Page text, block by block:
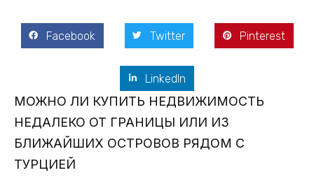
Facebook Twitter Pinterest
LinkedIn
МОЖНО ЛИ КУПИТЬ НЕДВИЖИМОСТЬ
НЕДАЛЕКО ОТ ГРАНИЦЫ ИЛИ ИЗ
БЛИЖАЙШИХ ОСТРОВОВ РЯДОМ С
ТУРЦИЕЙ